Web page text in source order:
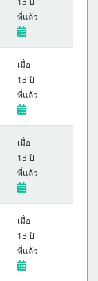
ที่แล้ว
เมื่อ
13 ปี
ที่แล้ว
เมื่อ
13 ปี
ที่แล้ว
เมื่อ
13 ปี
ที่แล้ว